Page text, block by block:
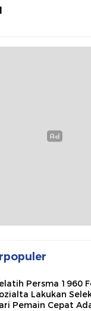
Persma 1960
Lakukan
Pemain Cepat